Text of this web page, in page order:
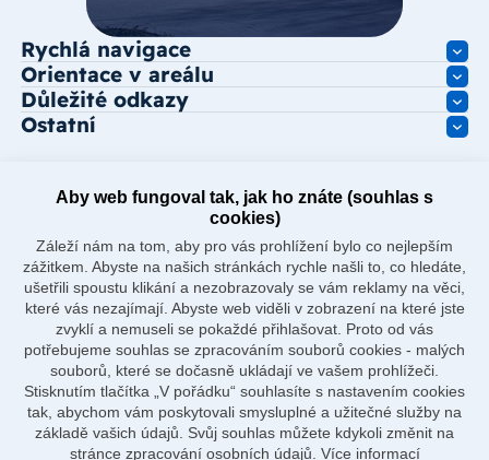
Rychlá navigace
Orientace v areálu
Důležité odkazy
Ostatní
Aby web fungoval tak, jak ho znáte (souhlas s
cookies)
Záleží nám na tom, aby pro vás prohlížení bylo co nejlepším
zážitkem. Abyste na našich stránkách rychle našli to, co hledáte,
ušetřili spoustu klikání a nezobrazovaly se vám reklamy na věci,
které vás nezajímají. Abyste web viděli v zobrazení na které jste
zvyklí a nemuseli se pokaždé přihlašovat. Proto od vás
potřebujeme souhlas se zpracováním souborů cookies - malých
souborů, které se dočasně ukládají ve vašem prohlížeči.
Stisknutím tlačítka „V pořádku“ souhlasíte s nastavením cookies
tak, abychom vám poskytovali smysluplné a užitečné služby na
základě vašich údajů. Svůj souhlas můžete kdykoli změnit na
stránce zpracování osobních údajů. Více informací